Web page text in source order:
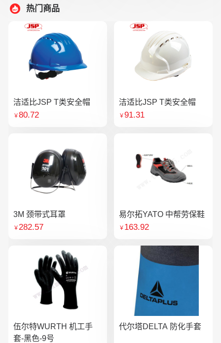
热门商品
洁适比JSP T类安全帽
￥80.72
洁适比JSP T类安全帽
￥91.31
3M 颈带式耳罩
￥282.57
易尔拓YATO 中帮劳保鞋
￥ 163.92
伍尔特WURTH 机工手
套-黑色-9号
代尔塔DELTA 防化手套